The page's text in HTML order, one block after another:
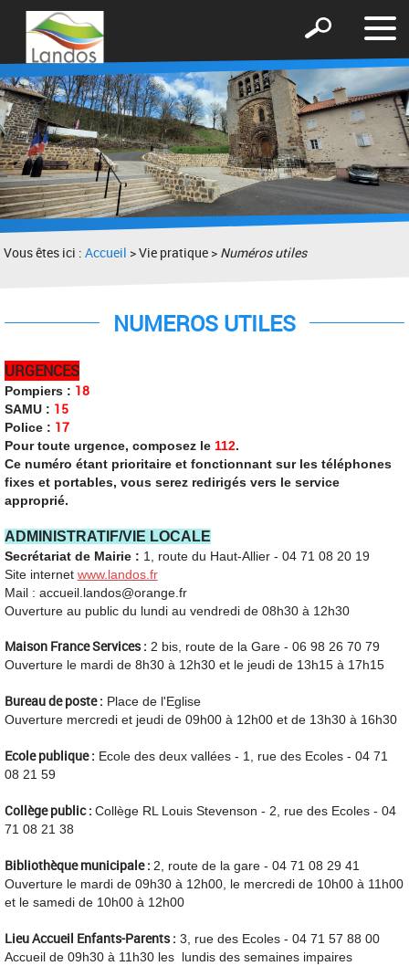
le
Afficher
formulaire
de
recherche
Vous êtes ici :Accueil > Vie pratique > Numéros utiles
NUMEROS UTILES
URGENCES
Pompiers : 18
SAMU : 15
Police : 17
Pour toute urgence, composez le 112.
Ce numéro étant prioritaire et fonctionnant sur les téléphones
fixes et portables, vous serez redirigés vers le service
approprié.
ADMINISTRATIF/VIE LOCALE
Secrétariat de Mairie : 1, route du Haut-Allier - 04 71 08 20 19
Site internet www.landos.fr
Mail : accueil.landos@orange.fr
Ouverture au public du lundi au vendredi de 08h30 à 12h30
Maison France Services : 2 bis, route de la Gare - 06 98 26 70 79
Ouverture le mardi de 8h30 à 12h30 et le jeudi de 13h15 à 17h15
Bureau de poste : Place de l'Eglise
Ouverture mercredi et jeudi de 09h00 à 12h00 et de 13h30 à 16h30
Ecole publique : Ecole des deux vallées - 1, rue des Ecoles - 04 71
08 21 59
Collège public : Collège RL Louis Stevenson - 2, rue des Ecoles - 04
71 08 21 38
Bibliothèque municipale : 2, route de la gare - 04 71 08 29 41
Ouverture le mardi de 09h30 à 12h00, le mercredi de 10h00 à 11h00
et le samedi de 10h00 à 12h00
Lieu Accueil Enfants-Parents : 3, rue des Ecoles - 04 71 57 88 00
Accueil de 09h30 à 11h30les lundis des semaines impaires